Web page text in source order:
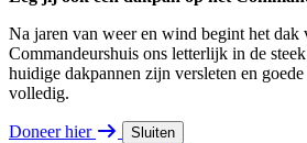
Na jaren van weer en wind begint het dak
Commandeurshuis ons letterlijk in de
huidige dakpannen zijn versleten en
volledig.
Doneer hier Sluiten